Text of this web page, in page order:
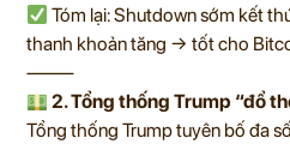
Tóm lại: Shutdown sớm kết
thanh khoản tăng → tốt cho
⸻
2. Tổng thống Trump “đổ
Tổng thống Trump tuyên bố đa